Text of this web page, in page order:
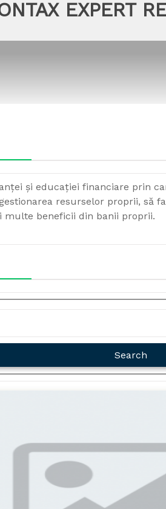
EXPERT
și educației financiare prin
resurselor proprii, să
beneficii din banii proprii.